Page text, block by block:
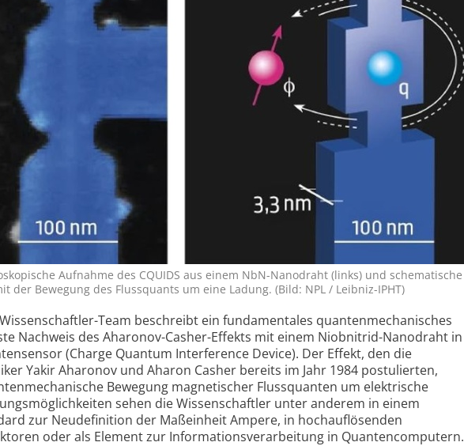
Aufnahme des CQUIDS aus einem NbN-Nanodraht (links) und schematische
der Bewegung des Flussquants um eine Ladung. (Bild: NPL / Leibniz-IPHT)
Team beschreibt ein fundamentales quanten­mechanisches
Nachweis des Aharonov-Casher-Effekts mit einem Niob­nitrid-Nano­draht in
(Charge Quantum Interference Device). Der Effekt, den die
Yakir Aharonov und Aharon Casher bereits im Jahr 1984 postulierten,
Bewegung magnetischer Fluss­quanten um elektrische
sehen die Wissenschaftler unter anderem in einem
zur Neu­definition der Maß­einheit Ampere, in hoch­auflösenden
oder als Element zur Informations­verarbeitung in Quanten­computern.